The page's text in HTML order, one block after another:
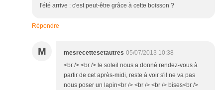
l'été arrive : c'est peut-être grâce à cette boisson ?
Répondre
M mesrecettesetautres 05/07/2013 10:38
<br /> <br /> le soleil nous a donné rendez-vous à
partir de cet après-midi, reste à voir s'il ne va pas
nous poser un lapin<br /> <br /> <br /> bises<br />